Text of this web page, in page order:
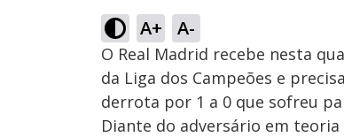
A+ A-
O Real Madrid recebe nesta
da Liga dos Campeões e
derrota por 1 a 0 que sofreu
Diante do adversário em